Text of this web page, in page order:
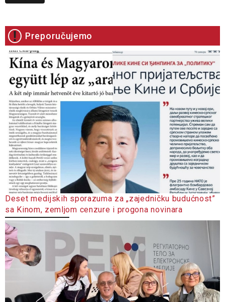
Preporučujemo
Deset medijskih sporazuma za „zajedničku budućnost”
sa Kinom, zemljom cenzure i progona novinara